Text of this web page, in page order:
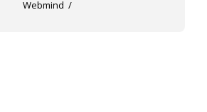
Webmind